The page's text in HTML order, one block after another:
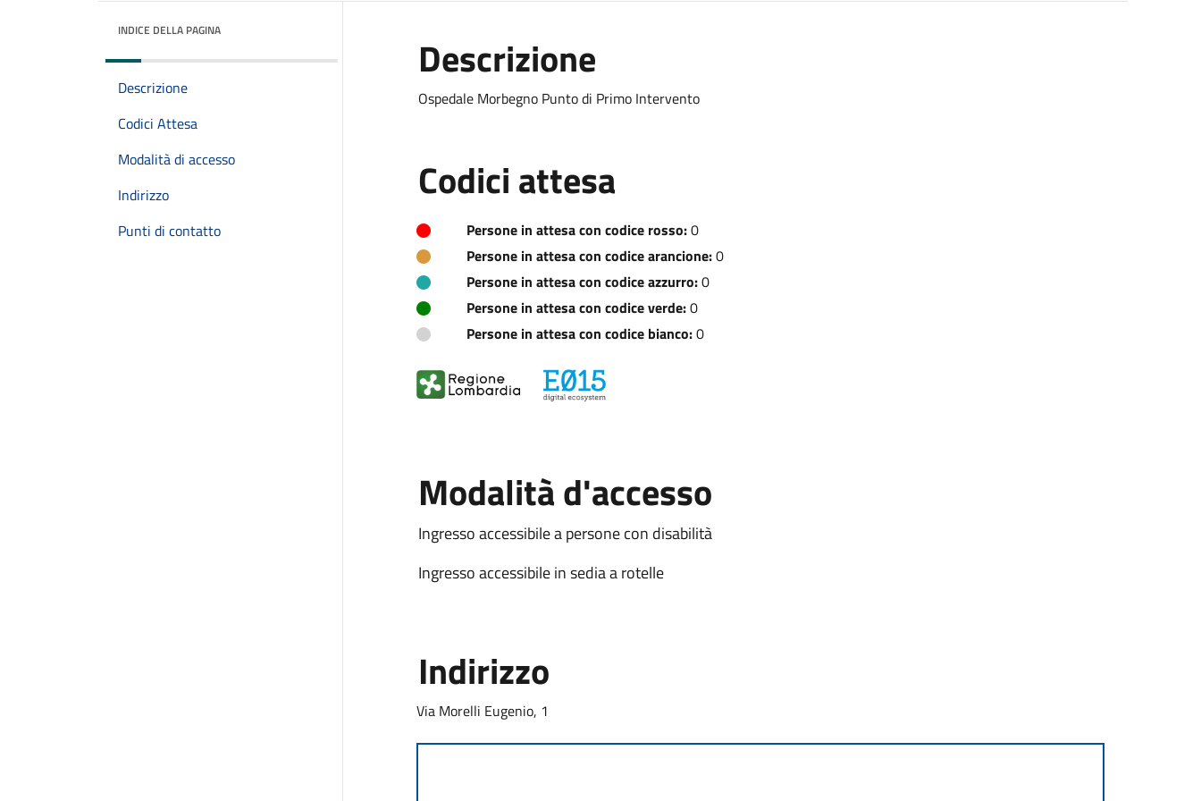
INDICE DELLA PAGINA
Descrizione
Codici Attesa
Modalità di accesso
Indirizzo
Punti di contatto
Descrizione
Ospedale Morbegno Punto di Primo Intervento
Codici attesa
Persone in attesa con codice rosso:0
Persone in attesa con codice arancione:0
Persone in attesa con codice azzurro:0
Persone in attesa con codice verde:0
Persone in attesa con codice bianco:0
Modalità d'accesso
Ingresso accessibile a persone con disabilità
Ingresso accessibile in sedia a rotelle
Indirizzo
Via Morelli Eugenio, 1